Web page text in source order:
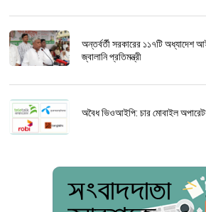
অন্তর্বর্তী সরকারের ১১৭টি অধ্যাদেশ
জ্বালানি প্রতিমন্ত্রী
অবৈধ ভিওআইপি: চার মোবাইল